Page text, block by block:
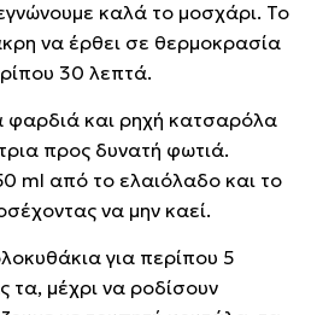
καλά το μοσχάρι. Το
να έρθει σε θερμοκρασία
30 λεπτά.
φαρδιά και ρηχή κατσαρόλα
προς δυνατή φωτιά.
ml από το ελαιόλαδο και το
να μην καεί.
για περίπου 5
τα, μέχρι να ροδίσουν